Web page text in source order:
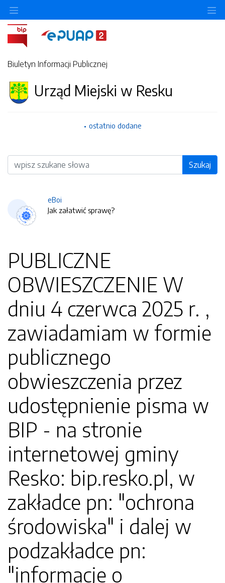
Biuletyn Informacji Publicznej
Urząd Miejski w Resku
ostatnio dodane
Wyszukiwarka Szukaj
eBoi
Jak załatwić sprawę?
PUBLICZNE
OBWIESZCZENIE W
dniu 4 czerwca 2025 r. ,
zawiadamiam w formie
publicznego
obwieszczenia przez
udostępnienie pisma w
BIP - na stronie
internetowej gminy
Resko: bip.resko.pl, w
zakładce pn: "ochrona
środowiska" i dalej w
podzakładce pn:
"informacje o